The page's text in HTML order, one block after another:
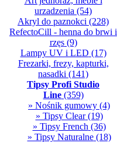
urzadzenia (54)
Akryl do paznokci (228)
RefectoCill - henna do brwi i
rzęs(9)
Lampy UV i LED (17)
Frezarki, frezy, kapturki,
nasadki (141)
Tipsy Profi Studio
Line(359)
» Nośnik gumowy (4)
» Tipsy Clear(19)
» Tipsy French (36)
» Tipsy Naturalne(18)